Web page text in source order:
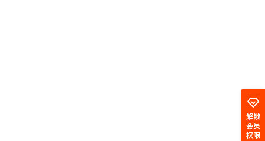
解锁
会员
权限